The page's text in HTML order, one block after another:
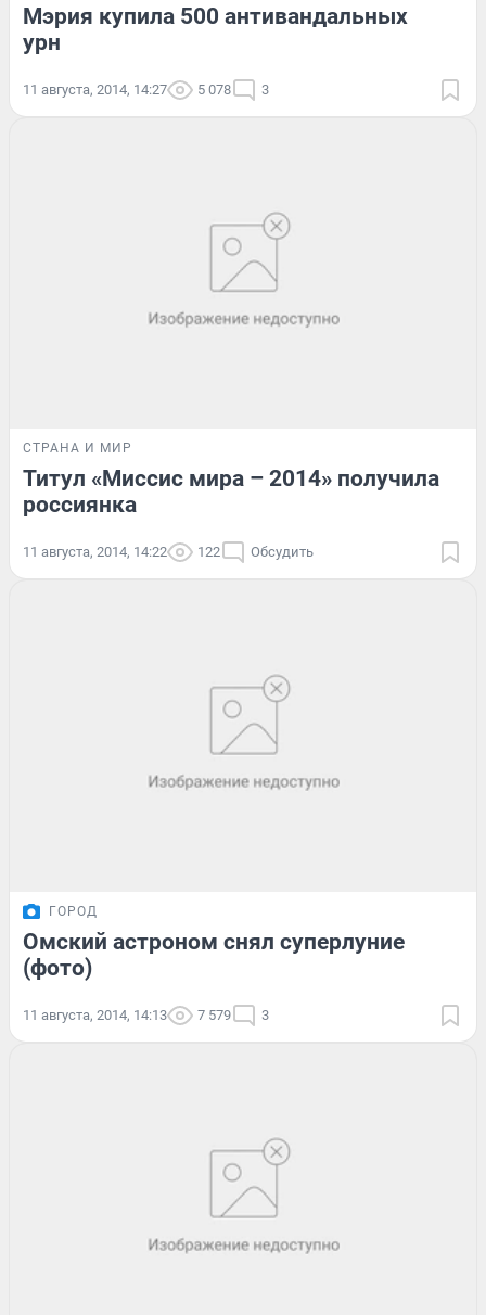
Мэрия купила 500 антивандальных
урн
11 августа, 2014, 14:27 5 078 3
СТРАНА И МИР
Титул «Миссис мира – 2014» получила
россиянка
11 августа, 2014, 14:22 122 Обсудить
ГОРОД
Омский астроном снял суперлуние
(фото)
11 августа, 2014, 14:13 7 579 3